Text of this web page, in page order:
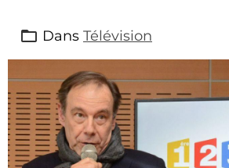
Dans Télévision